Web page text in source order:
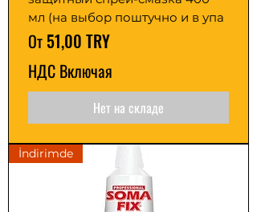
мл (на выбор поштучно и в упа
От 51,00 TRY
Цена со скидкой
НДС Включая
Нет на складе
İndirimde